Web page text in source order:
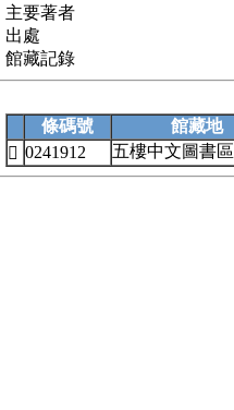
主要著者
出處
館藏記錄
條碼號
館藏地
 0241912 五樓中文圖書區